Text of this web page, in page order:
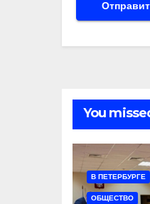
You
В ПЕТЕРБУРГЕ
ОБЩЕСТВО